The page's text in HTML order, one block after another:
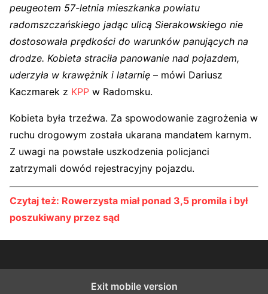
peugeotem 57-letnia mieszkanka powiatu
radomszczańskiego jadąc ulicą Sierakowskiego nie
dostosowała prędkości do warunków panujących na
drodze. Kobieta straciła panowanie nad pojazdem,
uderzyła w krawężnik i latarnię – mówi Dariusz
Kaczmarek z KPP w Radomsku.
Kobieta była trzeźwa. Za spowodowanie zagrożenia w
ruchu drogowym została ukarana mandatem karnym.
Z uwagi na powstałe uszkodzenia policjanci
zatrzymali dowód rejestracyjny pojazdu.
Czytaj też: Rowerzysta miał ponad 3,5 promila i był
poszukiwany przez sąd
Exit mobile version